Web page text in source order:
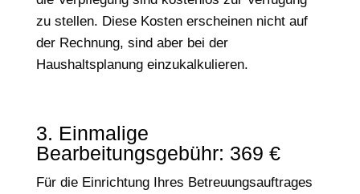
zu stellen. Diese Kosten erscheinen nicht auf
der Rechnung, sind aber bei der
Haushaltsplanung einzukalkulieren.
3. Einmalige
Bearbeitungsgebühr: 369 €
Für die Einrichtung Ihres Betreuungsauftrages